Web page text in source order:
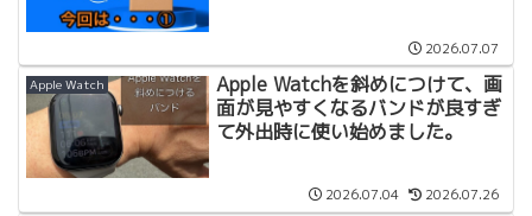
2026.07.07
Apple Watch
Apple Watchを斜めにつけて、画
面が見やすくなるバンドが良すぎ
て外出時に使い始めました。
2026.07.04 2026.07.26